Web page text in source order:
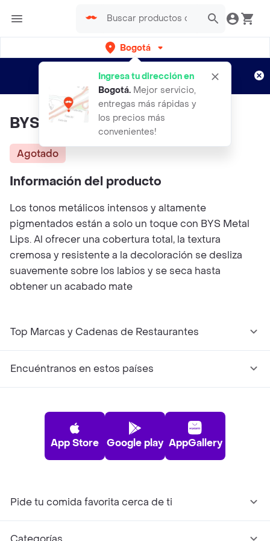
Bogotá
Ingresa tu dirección en
Bogotá. Mejor servicio,
entregas más rápidas y
los precios más
convenientes!
envíos gratis por semanas
Aplican TyC
BYS Metal Lips 01 Platinum
Agotado
Información del producto
Los tonos metálicos intensos y altamente
pigmentados están a solo un toque con BYS Metal
Lips. Al ofrecer una cobertura total, la textura
cremosa y resistente a la decoloración se desliza
suavemente sobre los labios y se seca hasta
obtener un acabado mate
Top Marcas y Cadenas de Restaurantes
Encuéntranos en estos países
App Store Google play AppGallery
Pide tu comida favorita cerca de ti